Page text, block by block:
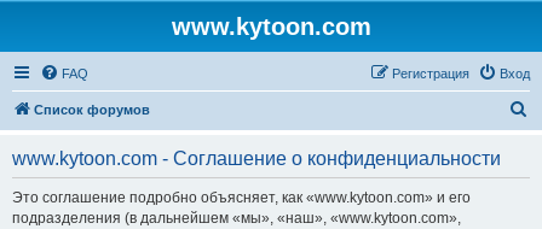
www.kytoon.com
FAQ Вход
Регистрация
Список форумов
www.kytoon.com - Соглашение о конфиденциальности
Это соглашение подробно объясняет, как «www.kytoon.com» и его
подразделения (в дальнейшем «мы», «наш», «www.kytoon.com»,